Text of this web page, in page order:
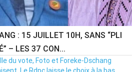
: 15 JUILLET 10H, SANS “PLI
– LES 37 CON...
du vote, Foto et Foreke-Dschang